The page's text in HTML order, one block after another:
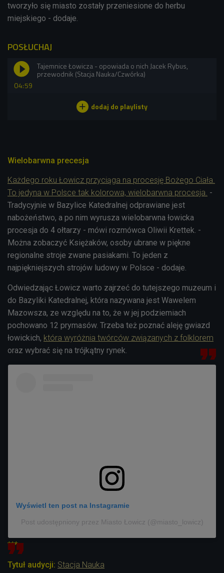
tworzyło się miasto zostały przeniesione do herbu
miejskiego - dodaje.
POSŁUCHAJ
04:59
Tajemnice Łowicza - opowiada o nich Jacek Rybus,
przewodnik (Stacja Nauka/Czwórka)
Wielobarwna precesja
Każdego roku Łowicz przyciąga na procesję Bożego Ciała.
To jedyna w Polsce tak kolorowa, wielobarwna procesja. -
Tradycyjnie w Bazylice Katedralnej odprawiane jest
nabożeństwo, a po nim wyrusza wielobarwna łowicka
procesja do 4 ołtarzy - mówi rozmówca Oliwii Krettek. -
Można zobaczyć Księżaków, osoby ubrane w piękne
regionalne stroje zwane pasiakami. To jeden z
najpiękniejszych strojów ludowy w Polsce - dodaje.
Odwiedzając Łowicz warto zajrzeć do tutejszego muzeum i
do Bazyliki Katedralnej, która nazywana jest Wawelem
Mazowsza, ze względu na to, że w jej podziemiach
pochowano 12 prymasów. Trzeba też poznać aleję gwiazd
łowickich, która wyróżnia twórców związanych z folklorem
oraz wybrać się na trójkątny rynek.
Wyświetl ten post na Instagramie
Post udostępniony przez Miasto Łowicz (@miasto_lowicz)
***
Tytuł audycji: Stacja Nauka